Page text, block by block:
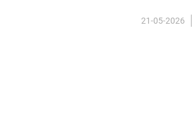
21-05-2026